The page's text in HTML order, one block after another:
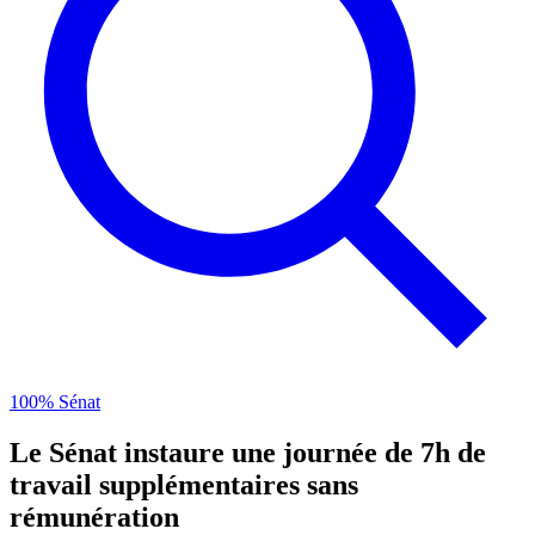
100% Sénat
Le Sénat instaure une journée de 7h de
travail supplémentaires sans
rémunération